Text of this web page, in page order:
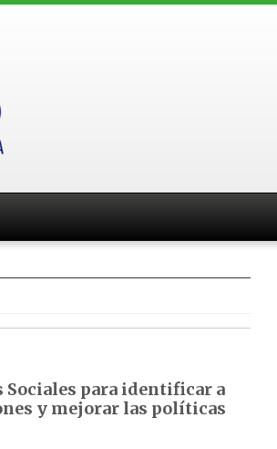
Sociales para identificar a
y mejorar las políticas